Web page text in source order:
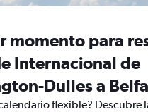
momento para
Internacional de
Dulles a
flexible? Descubre